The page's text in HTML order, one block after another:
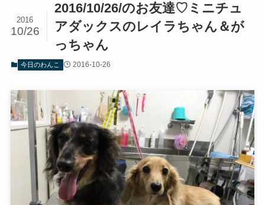
2016/10/26/のお友達♡ミニチュ
アダックスのレイラちゃん＆が
っちゃん
2016
10/26
今日のわんこ 2016-10-26